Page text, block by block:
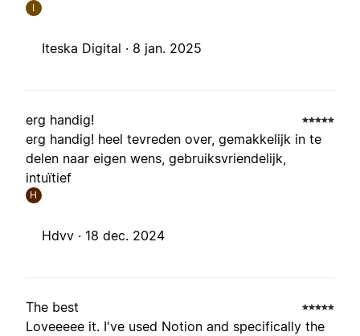
I
Iteska Digital · 8 jan. 2025
erg handig!
erg handig! heel tevreden over, gemakkelijk in te
delen naar eigen wens, gebruiksvriendelijk,
intuïtief
H
Hdvv · 18 dec. 2024
The best
Loveeeee it. I've used Notion and specifically the